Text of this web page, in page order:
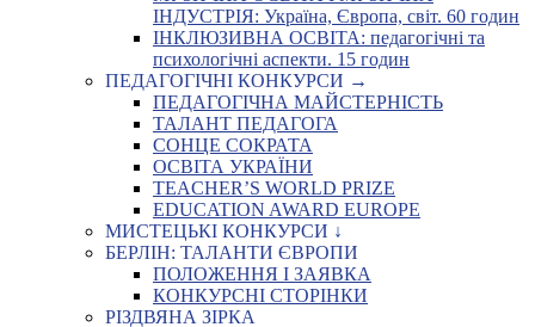
ІНДУСТРІЯ: Україна, Європа, світ. 60 годин
ІНКЛЮЗИВНА ОСВІТА: педагогічні та
психологічні аспекти. 15 годин
ПЕДАГОГІЧНІ КОНКУРСИ →
ПЕДАГОГІЧНА МАЙСТЕРНІСТЬ
ТАЛАНТ ПЕДАГОГА
СОНЦЕ СОКРАТА
ОСВІТА УКРАЇНИ
TEACHER’S WORLD PRIZE
EDUCATION AWARD EUROPE
МИСТЕЦЬКІ КОНКУРСИ ↓
БЕРЛІН: ТАЛАНТИ ЄВРОПИ
ПОЛОЖЕННЯ І ЗАЯВКА
КОНКУРСНІ СТОРІНКИ
РІЗДВЯНА ЗІРКА